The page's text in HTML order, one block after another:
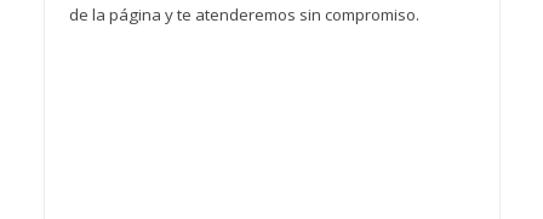
de la página y te atenderemos sin compromiso.